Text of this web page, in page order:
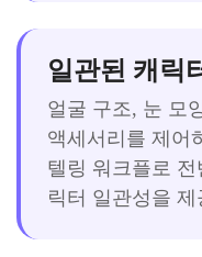
일관된 캐릭
얼굴 구조, 눈 모
액세서리를 제어
텔링 워크플로
릭터 일관성을 제